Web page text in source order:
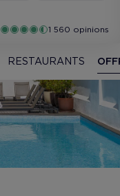
1 560 opinions
RESTAURANTS